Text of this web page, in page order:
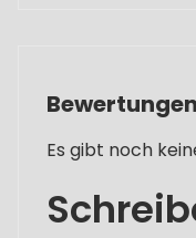
Bewertungen
Es gibt noch